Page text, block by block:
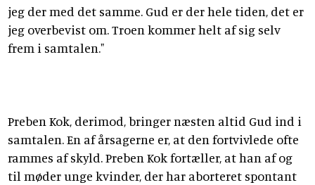
jeg der med det samme. Gud er der hele tiden, det er
jeg overbevist om. Troen kommer helt af sig selv
frem i samtalen."
Preben Kok, derimod, bringer næsten altid Gud ind i
samtalen. En af årsagerne er, at den fortvivlede ofte
rammes af skyld. Preben Kok fortæller, at han af og
til møder unge kvinder, der har aborteret spontant